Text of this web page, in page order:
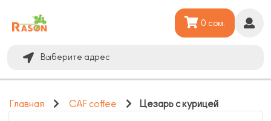
Выберите адрес
0 сом.
Главная CAF coffee Цезарь с курицей